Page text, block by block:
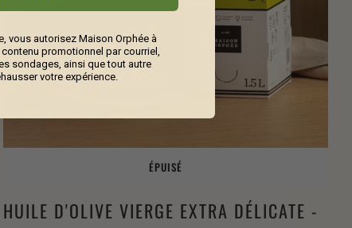
ÉPUISÉ
HUILE D'OLIVE VIERGE EXTRA DÉLICATE -
vous autorisez Maison Orphée à
promotionnel par courriel,
sondages, ainsi que tout autre
votre expérience.